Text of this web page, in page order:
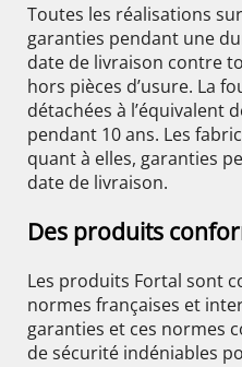
Toutes les réalisations
garanties pendant une
date de livraison contre
hors pièces d’usure. La
détachées à l’équivalent
pendant 10 ans. Les
quant à elles, garanties
date de livraison.
Des produits
Les produits Fortal sont
normes françaises et
garanties et ces normes
de sécurité indéniables